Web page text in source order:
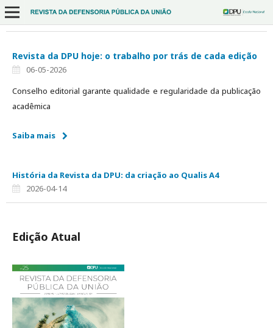
Revista da DPU hoje: o trabalho por trás de cada edição
06-05-2026
Conselho editorial garante qualidade e regularidade da publicação
acadêmica
Saiba mais
História da Revista da DPU: da criação ao Qualis A4
2026-04-14
Edição Atual